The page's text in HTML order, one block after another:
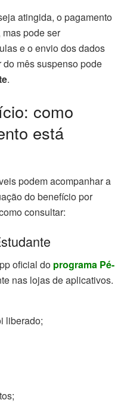
atingida, o pagamento
mas pode ser
e o envio dos dados
mês suspenso pode
.
como
está
podem acompanhar a
do benefício por
consultar:
oficial do programa Pé-
nas lojas de aplicativos.
liberado;